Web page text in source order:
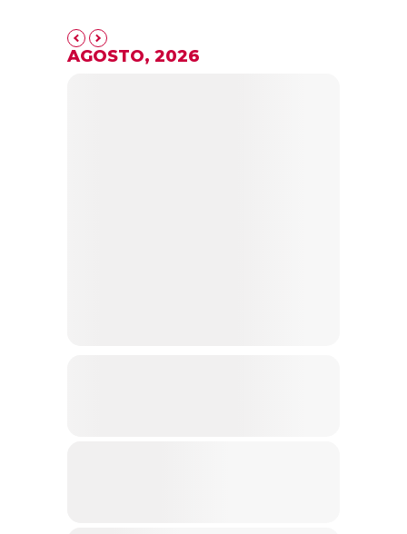
AGOSTO, 2026